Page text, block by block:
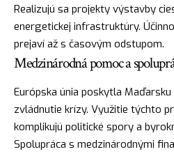
Realizujú sa projekty výstavby
energetickej infrastruktúry.
prejaví až s časovým odstupom.
Medzinárodná pomoc a
Európska únia poskytla Maďarsku
zvládnutie krízy. Využitie týchto
komplikujú politické spory a
Spolupráca s medzinárodnými